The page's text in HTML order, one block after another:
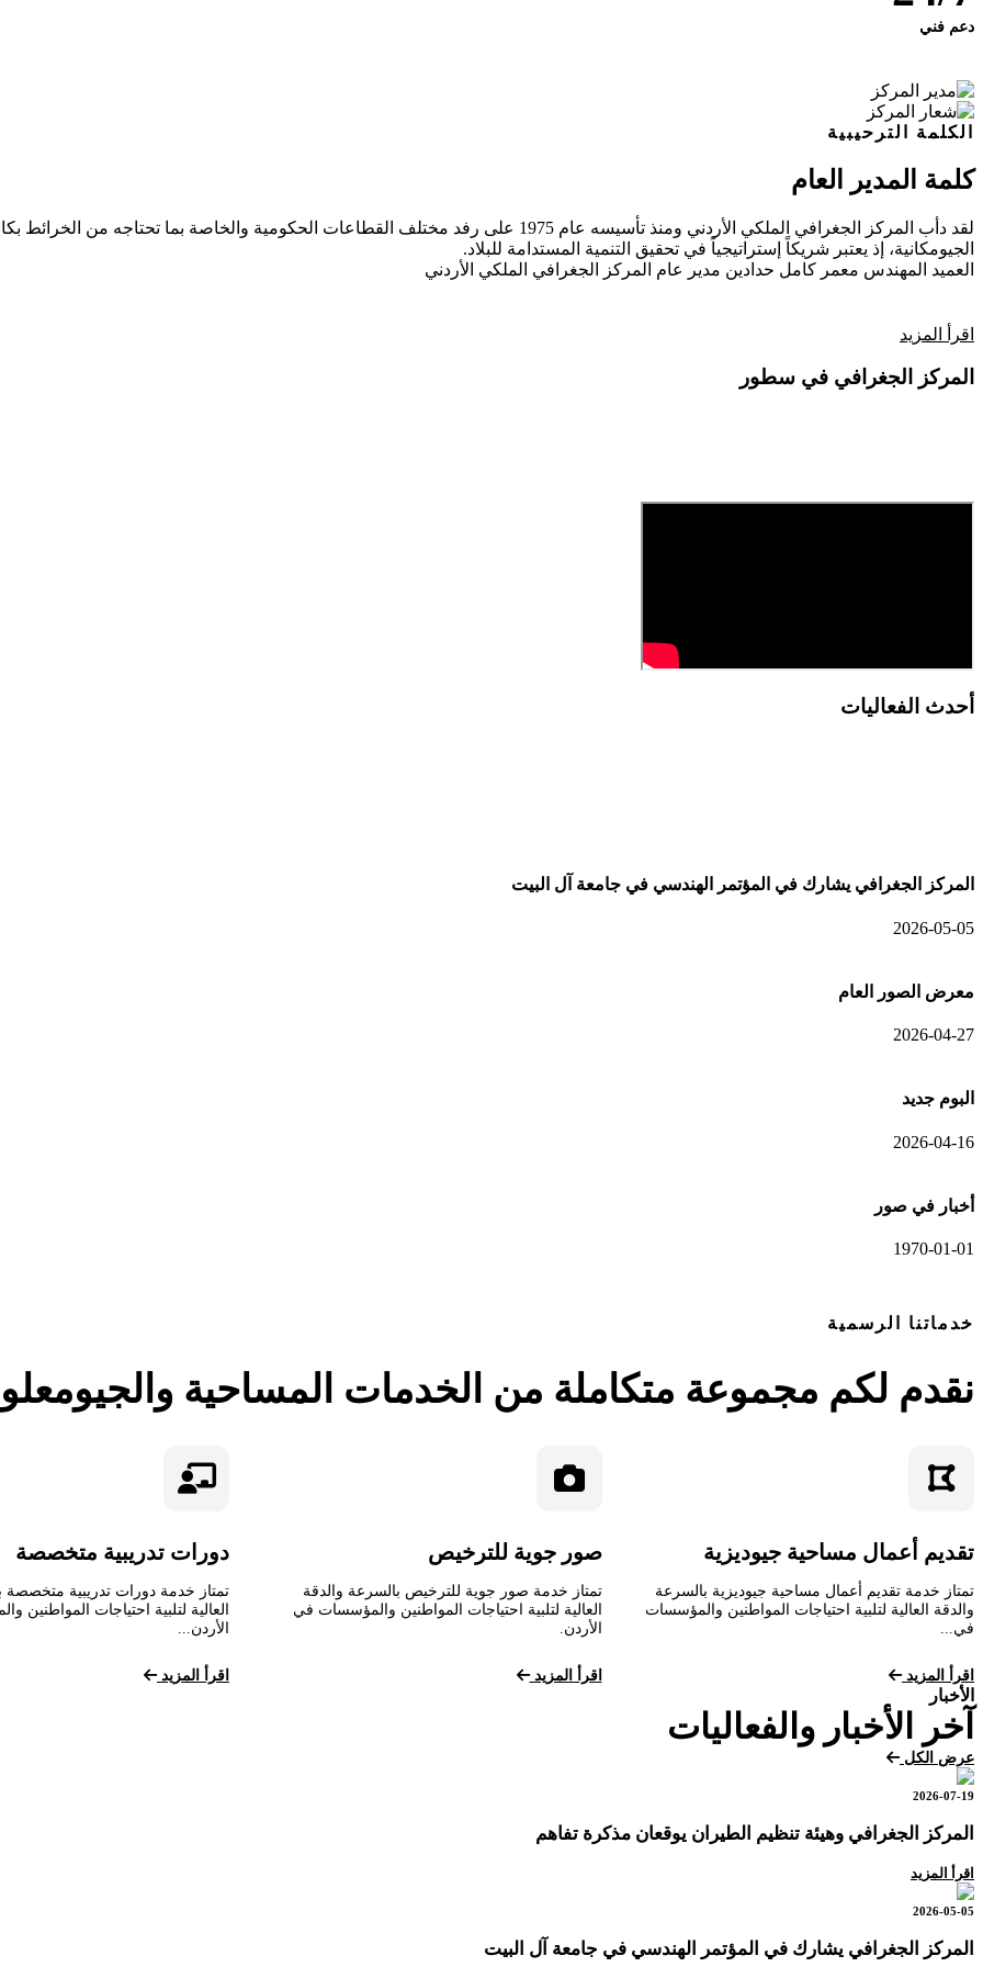
دعم فني
الكلمة الترحيبية
كلمة المدير العام
لقد دأب المركز الجغرافي الملكي الأردني ومنذ تأسيسه عام 1975 على رفد مختلف القطاعات الحكومية
الجيومكانية، إذ يعتبر شريكاً إستراتيجياً في تحقيق التنمية المستدامة للبلاد.
العميد المهندس معمر كامل حدادين مدير عام المركز الجغرافي الملكي الأردني
اقرأ المزيد
المركز الجغرافي في سطور
أحدث الفعاليات
المركز الجغرافي يشارك في المؤتمر الهندسي في جامعة آل البيت
2026-05-05
معرض الصور العام
2026-04-27
البوم جديد
2026-04-16
أخبار في صور
1970-01-01
خدماتنا الرسمية
نقدم لكم مجموعة متكاملة من الخدمات المساحية
تقديم أعمال مساحية جيوديزية
تمتاز خدمة تقديم أعمال مساحية جيوديزية بالسرعة
والدقة العالية لتلبية احتياجات المواطنين والمؤسسات
في...
اقرأ المزيد
صور جوية للترخيص
تمتاز خدمة صور جوية للترخيص بالسرعة والدقة
العالية لتلبية احتياجات المواطنين والمؤسسات في
الأردن.
اقرأ المزيد
دورات تدريبية متخصصة
تمتاز خدمة دورات تدريبية متخصصة
العالية لتلبية احتياجات المواطنين
الأردن...
اقرأ المزيد
الأخبار
آخر الأخبار والفعاليات
عرض الكل
2026-07-19
المركز الجغرافي وهيئة تنظيم الطيران يوقعان مذكرة تفاهم
اقرأ المزيد
2026-05-05
المركز الجغرافي يشارك في المؤتمر الهندسي في جامعة آل البيت